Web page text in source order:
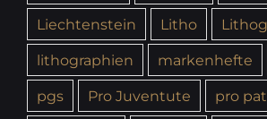
Liechtenstein
Litho
lithographien
markenhefte
pgs
Pro Juventute pro